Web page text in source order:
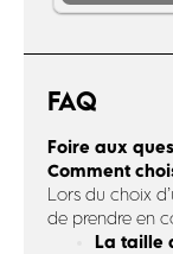
FAQ
Foire aux
Comment
Lors du choix
de prendre en
La taille